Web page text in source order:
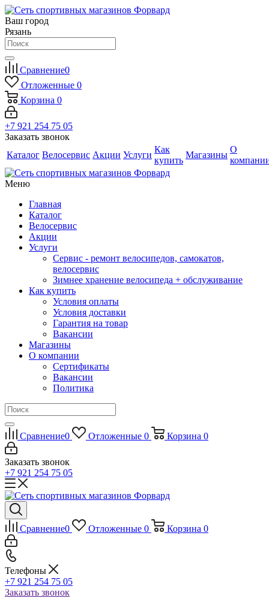
Ваш город
Рязань
Сравнение0
Отложенные 0
Корзина 0
+7 921 254 75 05
Заказать звонок
Каталог Велосервис Акции Услуги
Как
купить
Магазины
О
Меню
Главная
Каталог
Велосервис
Акции
Услуги
Сервис - ремонт велосипедов, самокатов,
велосервис
Зимнее хранение велосипеда + обслуживание
Как купить
Условия оплаты
Условия доставки
Гарантия на товар
Вакансии
Магазины
О компании
Сертификаты
Вакансии
Политика
Сравнение0 Отложенные 0 Корзина 0
Заказать звонок
+7 921 254 75 05
Сравнение0 Отложенные 0 Корзина 0
Телефоны
+7 921 254 75 05
Заказать звонок